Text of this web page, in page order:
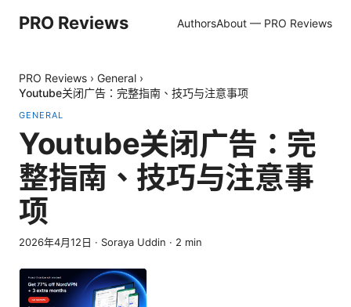
PRO Reviews AuthorsAbout — PRO Reviews
PRO Reviews › General ›
Youtube关闭广告：完整指南、技巧与注意事项
GENERAL
Youtube关闭广告：完
整指南、技巧与注意事
项
2026年4月12日 · Soraya Uddin · 2 min